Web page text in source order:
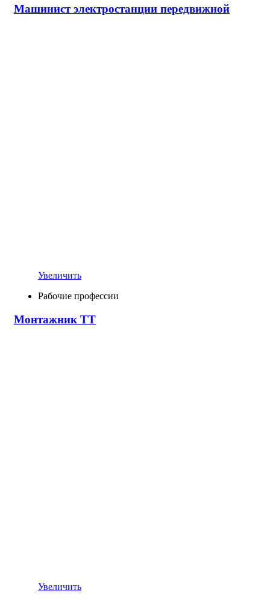
Машинист электростанции передвижной
Увеличить
Рабочие профессии
Монтажник ТТ
Увеличить